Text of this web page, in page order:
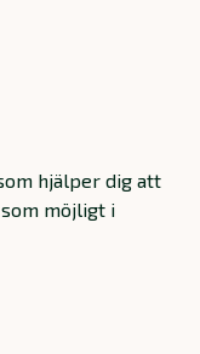
hjälper dig att
möjligt i